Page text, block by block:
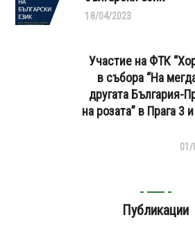
18/04/2023
Участие на ФТК
в събора “На
другата България-
на розата” в Прага 3
01/
Публикации